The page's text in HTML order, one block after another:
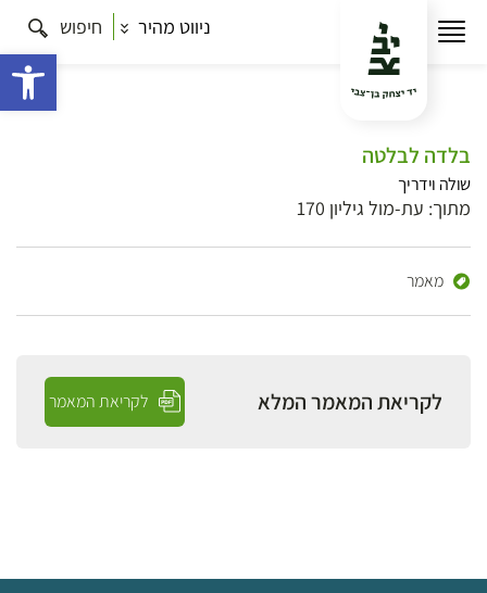
ניווט מהיר חיפוש
בלדה לבלטה
שולה וידריך
מתוך: עת-מול גיליון 170
מאמר
לקריאת המאמר המלא לקריאת המאמר